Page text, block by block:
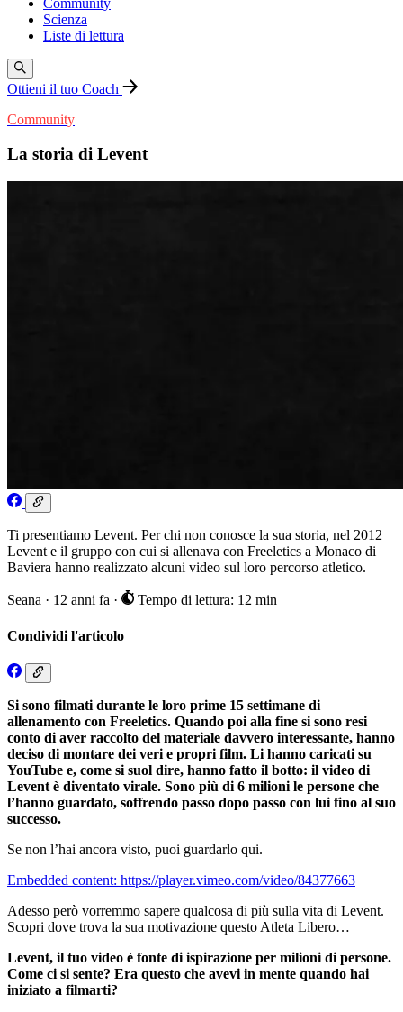
Community
Scienza
Liste di lettura
Ottieni il tuo Coach
Community
La storia di Levent
Ti presentiamo Levent. Per chi non conosce la sua storia, nel 2012
Levent e il gruppo con cui si allenava con Freeletics a Monaco di
Baviera hanno realizzato alcuni video sul loro percorso atletico.
Seana · 12 anni fa · Tempo di lettura: 12 min
Condividi l'articolo
Si sono filmati durante le loro prime 15 settimane di
allenamento con Freeletics. Quando poi alla fine si sono resi
conto di aver raccolto del materiale davvero interessante, hanno
deciso di montare dei veri e propri film. Li hanno caricati su
YouTube e, come si suol dire, hanno fatto il botto: il video di
Levent è diventato virale. Sono più di 6 milioni le persone che
l’hanno guardato, soffrendo passo dopo passo con lui fino al suo
successo.
Se non l’hai ancora visto, puoi guardarlo qui.
Embedded content: https://player.vimeo.com/video/84377663
Adesso però vorremmo sapere qualcosa di più sulla vita di Levent.
Scopri dove trova la sua motivazione questo Atleta Libero…
Levent, il tuo video è fonte di ispirazione per milioni di persone.
Come ci si sente? Era questo che avevi in mente quando hai
iniziato a filmarti?